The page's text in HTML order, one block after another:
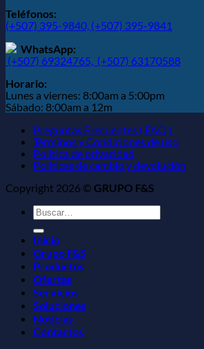
Teléfonos:
(+507) 395-9840, (+507) 395-9841
WhatsApp:
(+507) 69324765, (+507) 63170588
Horario:
Lunes a viernes: 8:00am a 5:00pm
Sábado: 8:00am a 12m
Preguntas Frecuentes ( FAQ )
Términos y Condiciones de uso
Política de privacidad
Políticas de cambio y devolución
Copyright 2026 © GRUPO F&S
Buscar
por:
Inicio
Grupo F&S
Productos
Ofertas
Servicios
Soluciones
Noticias
Contactos